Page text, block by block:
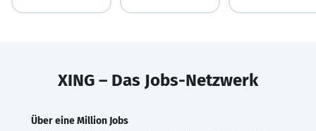
XING – Das Jobs-Netzwerk
Über eine Million Jobs